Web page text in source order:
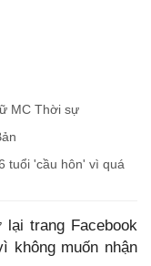
MC Thời sự
tuổi 'cầu hôn' vì quá
trang Facebook
không muốn nhận